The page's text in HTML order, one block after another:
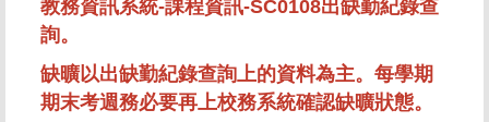
教務資訊系統-課程資訊-SC0108出缺勤紀錄查
詢。
缺曠以出缺勤紀錄查詢上的資料為主。每學期
期末考週務必要再上校務系統確認缺曠狀態。